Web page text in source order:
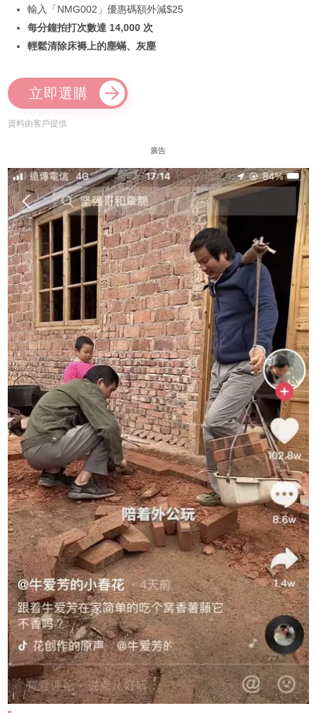
輸入「NMG002」優惠碼額外減$25
每分鐘拍打次數達 14,000 次
輕鬆清除床褥上的塵蟎、灰塵
立即選購
資料由客戶提供
廣告